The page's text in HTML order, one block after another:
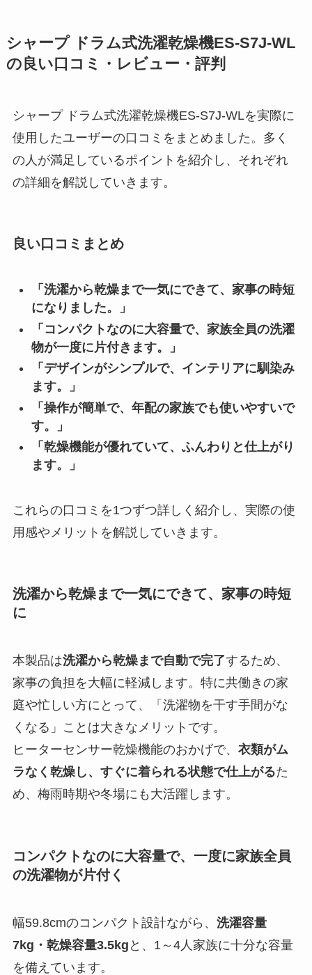
シャープ ドラム式洗濯乾燥機ES-S7J-WL
の良い口コミ・レビュー・評判
シャープ ドラム式洗濯乾燥機ES-S7J-WLを実際に
使用したユーザーの口コミをまとめました。多く
の人が満足しているポイントを紹介し、それぞれ
の詳細を解説していきます。
良い口コミまとめ
「洗濯から乾燥まで一気にできて、家事の時短
になりました。」
「コンパクトなのに大容量で、家族全員の洗濯
物が一度に片付きます。」
「デザインがシンプルで、インテリアに馴染み
ます。」
「操作が簡単で、年配の家族でも使いやすいで
す。」
「乾燥機能が優れていて、ふんわりと仕上がり
ます。」
これらの口コミを1つずつ詳しく紹介し、実際の使
用感やメリットを解説していきます。
洗濯から乾燥まで一気にできて、家事の時短
に
本製品は洗濯から乾燥まで自動で完了するため、
家事の負担を大幅に軽減します。特に共働きの家
庭や忙しい方にとって、「洗濯物を干す手間がな
くなる」ことは大きなメリットです。
ヒーターセンサー乾燥機能のおかげで、 衣類がム
ラなく乾燥し、すぐに着られる状態で仕上がるた
め、梅雨時期や冬場にも大活躍します。
コンパクトなのに大容量で、一度に家族全員
の洗濯物が片付く
幅59.8cmのコンパクト設計ながら、 洗濯容量
7kg・乾燥容量3.5kg と、1～4人家族に十分な容量
を備えています。